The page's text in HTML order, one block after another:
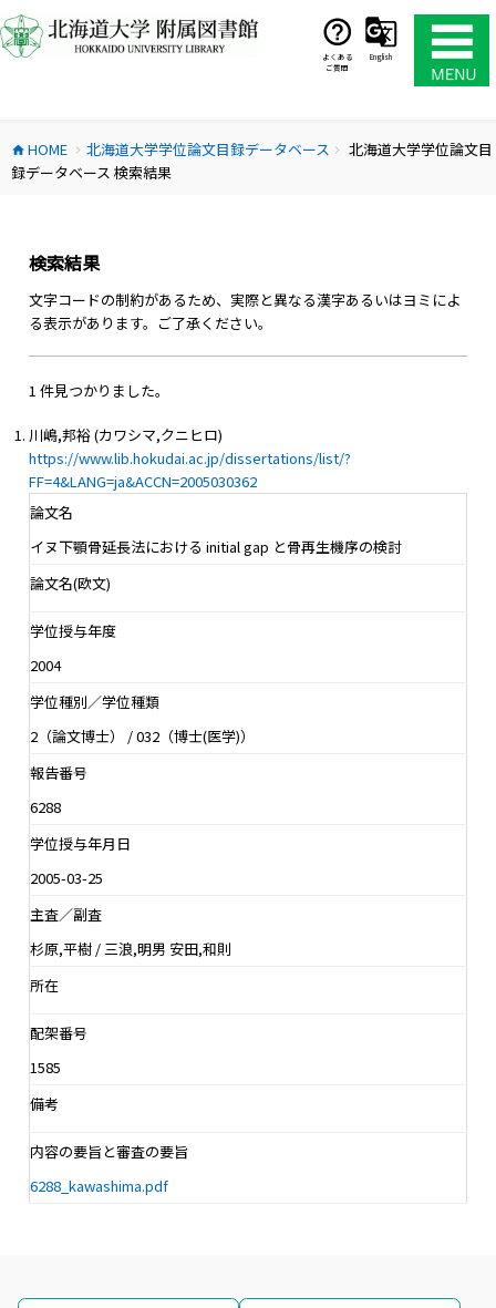
ン
テ
ス
キ
よくある
ご質問
English
home HOME chevron_right 北海道大学学位論文目録データベース chevron_right
北海道大学学位論文目
録データベース 検索結果
検索結果
文字コードの制約があるため、実際と異なる漢字あるいはヨミによ
る表示があります。ご了承ください。
1 件見つかりました。
川嶋,邦裕 (カワシマ,クニヒロ)
https://www.lib.hokudai.ac.jp/dissertations/list/?
FF=4&LANG=ja&ACCN=2005030362
論文名
イヌ下顎骨延長法における initial gap と骨再生機序の検討
論文名(欧文)
学位授与年度
2004
学位種別／学位種類
2（論文博士） / 032（博士(医学)）
報告番号
6288
学位授与年月日
2005-03-25
主査／副査
杉原,平樹 / 三浪,明男 安田,和則
所在
配架番号
1585
備考
内容の要旨と審査の要旨
6288_kawashima.pdf